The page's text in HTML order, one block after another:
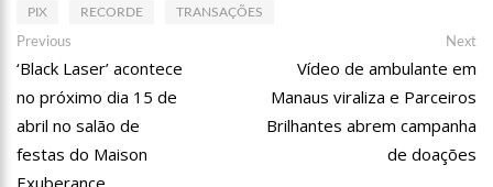
21:55
Hissa Abrahão fala em oportunidades para feirantes no
22:45 Hissa Abrahão tem candidatura deferida pela Justiça Eleitoral
20:33 Hissa Abrahão pede aos eleitores que compareçam às urnas
PIX RECORDE TRANSAÇÕES
Navegação
de
Post
Previous
‘Black Laser’ acontece
no próximo dia 15 de
abril no salão de
festas do Maison
Exuberance
Next
Vídeo de ambulante em
Manaus viraliza e Parceiros
Brilhantes abrem campanha
de doações